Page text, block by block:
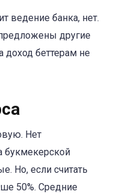
ведение банка, нет.
другие
доход беттерам не
Нет
букмекерской
Но, если считать
50%. Средние